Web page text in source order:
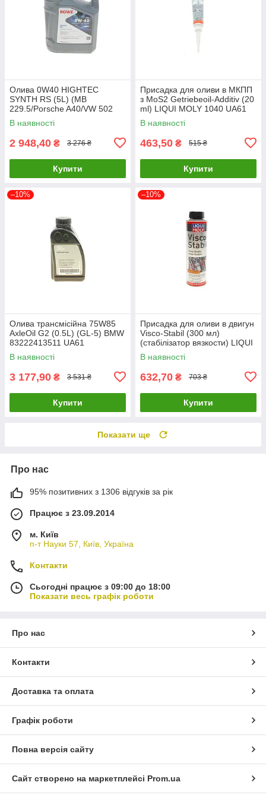
Олива 0W40 HIGHTEC
SYNTH RS (5L) (MB
229.5/Porsche A40/VW 502
00/505 00) (ACEA A3/B4) (API
20020-0050-99 UA61
В наявності
2 948,40 ₴ 3 276 ₴
Купити
Присадка для оливи в МКПП
з MoS2 Getriebeoil-Additiv (20
ml) LIQUI MOLY 1040 UA61
В наявності
463,50 ₴ 515 ₴
Купити
–10%
Олива трансмісійна 75W85
AxleOil G2 (0.5L) (GL-5) BMW
83222413511 UA61
В наявності
3 177,90 ₴ 3 531 ₴
Купити
–10%
Присадка для оливи в двигун
Visco-Stabil (300 мл)
(cтабілізатор вязкости) LIQUI
MOLY 1017 UA61
В наявності
632,70 ₴ 703 ₴
Купити
Показати ще
Про нас
95% позитивних з 1306 відгуків за рік
Працює з 23.09.2014
м. Київ
п-т Науки 57, Київ, Україна
Контакти
Сьогодні працює з 09:00 до 18:00
Показати весь графік роботи
Про нас
Контакти
Доставка та оплата
Графік роботи
Повна версія сайту
Сайт створено на маркетплейсі Prom.ua